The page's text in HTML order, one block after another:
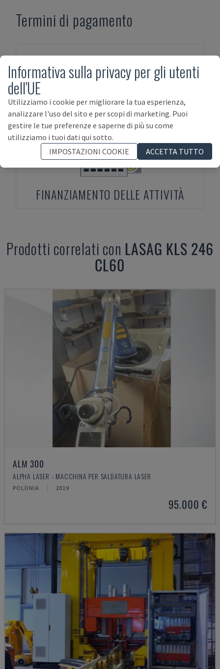
Termini di pagamento
PAGAMENTO ANTICIPATO
FINANZIAMENTO DELLE ATTIVITÀ
Prodotti correlati con LASAG KLS 246
CL60
ALM 300
ALPHA LASER - MACCHINA PER SALDATURA LASER
POLONIA 2019
95.000 €
Informativa sulla privacy per gli utenti
dell'UE
Utilizziamo i cookie per migliorare la tua esperienza,
analizzare l'uso del sito e per scopi di marketing. Puoi
gestire le tue preferenze e saperne di più su come
utilizziamo i tuoi dati qui sotto.
IMPOSTAZIONI COOKIE
ACCETTA TUTTO